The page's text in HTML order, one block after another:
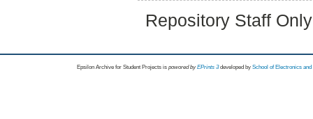
Repository Staff
Epsilon Archive for Student Projects is powored byEPrints 3 developed by School of Electronics